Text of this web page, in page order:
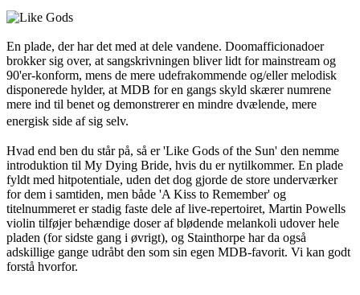
En plade, der har det med at dele vandene. Doomafficionadoer
brokker sig over, at sangskrivningen bliver lidt for mainstream og
90'er-konform, mens de mere udefrakommende og/eller melodisk
disponerede hylder, at MDB for en gangs skyld skærer numrene
mere ind til benet og demonstrerer en mindre dvælende, mere
energisk side af sig selv.
Hvad end ben du står på, så er 'Like Gods of the Sun' den nemme
introduktion til My Dying Bride, hvis du er nytilkommer. En plade
fyldt med hitpotentiale, uden det dog gjorde de store underværker
for dem i samtiden, men både 'A Kiss to Remember' og
titelnummeret er stadig faste dele af live-repertoiret, Martin Powells
violin tilføjer behændige doser af blødende melankoli udover hele
pladen (for sidste gang i øvrigt), og Stainthorpe har da også
adskillige gange udråbt den som sin egen MDB-favorit. Vi kan godt
forstå hvorfor.